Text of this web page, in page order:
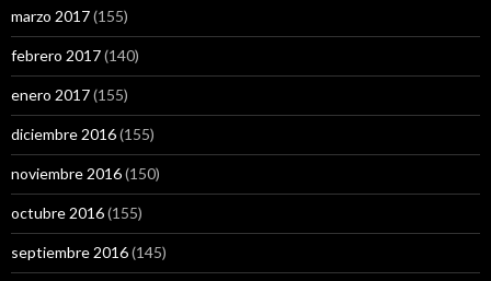
marzo 2017(155)
febrero 2017(140)
enero 2017(155)
diciembre 2016(155)
noviembre 2016(150)
octubre 2016(155)
septiembre 2016(145)